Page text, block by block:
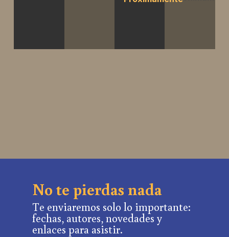
No te pierdas nada
Te enviaremos solo lo importante:
fechas, autores, novedades y
enlaces para asistir.